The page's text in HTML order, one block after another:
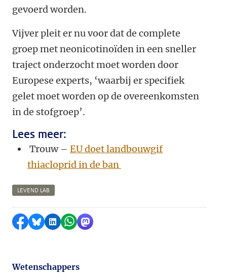
gevoerd worden.
Vijver pleit er nu voor dat de complete
groep met neonicotinoïden in een sneller
traject onderzocht moet worden door
Europese experts, ‘waarbij er specifiek
gelet moet worden op de overeenkomsten
in de stofgroep’.
Lees meer:
Trouw – EU doet landbouwgif
thiacloprid in de ban
LEVEND LAB
Delen op Facebook
Delen via Bluesky
Delen op LinkedIn
Delen via WhatsApp
Delen via Mastodon
Wetenschappers